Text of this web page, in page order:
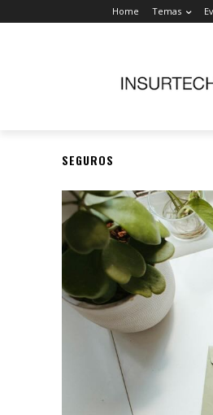
Home Temas
SEGUROS